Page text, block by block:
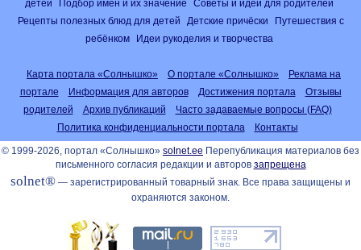
детей
Подбор имён и их значение
Советы и идеи для родителей
Рецепты полезных блюд для детей
Детские причёски
Путешествия с
ребёнком
Идеи рукоделия и творчества
Карта портала «Солнышко» О портале «Солнышко»
Реклама на
портале
Информация для авторов Достижения портала
Отзывы
родителей
Архив публикаций
Часто задаваемые вопросы (FAQ)
Политика конфиденциальности портала
Контакты
© 1999-2026, портал «Солнышко» solnet.ee Перепубликация материалов без
письменного согласия редакции и авторов запрещена
solnet® — зарегистрированный товарный знак. Все права защищены и
охраняются законом.